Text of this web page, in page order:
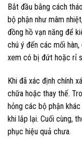
Bắt đầu bằng cách
bộ phận như mâm
đồng hồ vạn năng để
chú ý đến các mối
xem có bị đứt hoặc rỉ
Khi đã xác định chính
chữa hoặc thay thế.
hỏng các bộ phận
khi lắp lại. Cuối cùng,
phục hiệu quả chưa.